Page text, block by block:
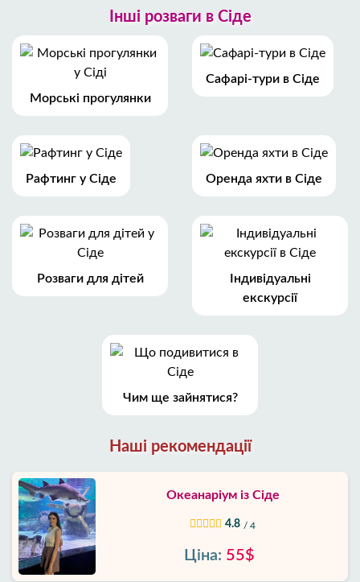
Інші розваги в Сіде
Морські прогулянки
Сафарі-тури в Сіде
Рафтинг у Сіде Оренда яхти в Сіде
Розваги для дітей
Індивідуальні
екскурсії
Чим ще зайнятися?
Наші рекомендації
Океанаріум із Сіде
4.8 / 4
Ціна: 55$